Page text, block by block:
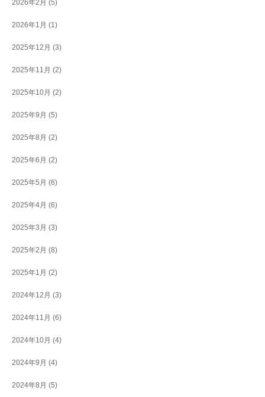
2026年2月 (5)
2026年1月 (1)
2025年12月 (3)
2025年11月 (2)
2025年10月 (2)
2025年9月 (5)
2025年8月 (2)
2025年6月 (2)
2025年5月 (6)
2025年4月 (6)
2025年3月 (3)
2025年2月 (8)
2025年1月 (2)
2024年12月 (3)
2024年11月 (6)
2024年10月 (4)
2024年9月 (4)
2024年8月 (5)